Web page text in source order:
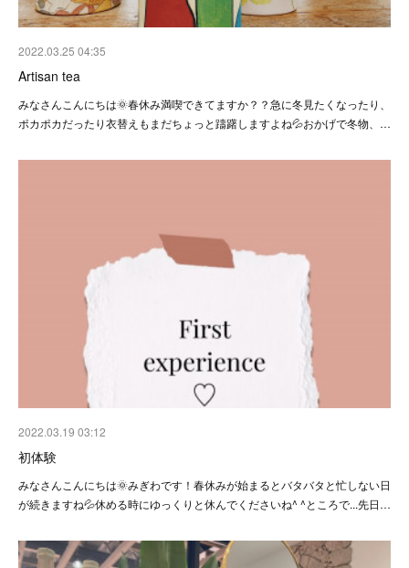
2022.03.25 04:35
Artisan tea
みなさんこんにちは🌞春休み満喫できてますか？？急に冬見たくなったり、
ポカポカだったり衣替えもまだちょっと躊躇しますよね💦おかげで冬物、…
2022.03.19 03:12
初体験
みなさんこんにちは🌞みぎわです！春休みが始まるとバタバタと忙しない日
が続きますね💦休める時にゆっくりと休んでくださいね^ ^ところで...先日…